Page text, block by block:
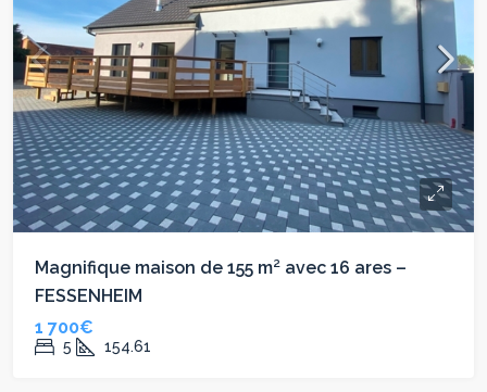
Magnifique maison de 155 m² avec 16 ares –
FESSENHEIM
1 700€
5 154.61